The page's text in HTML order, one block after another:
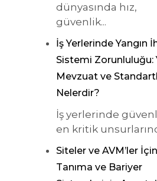
dünyasında hız,
güvenlik...
İş Yerlerinde Yangın
Sistemi Zorunluluğu:
Mevzuat ve
Nelerdir?
İş yerlerinde
en kritik
Siteler ve AVM’ler
Tanıma ve Bariyer